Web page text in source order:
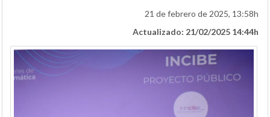
21 de febrero de 2025, 13:58h
Actualizado: 21/02/2025 14:44h